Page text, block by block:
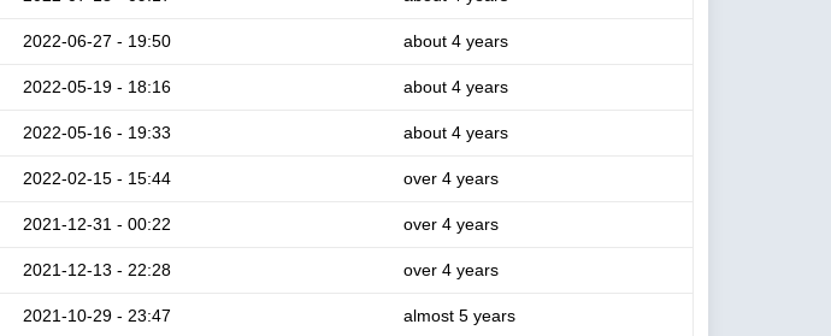
2022-06-27 - 19:50 about 4 years
2022-05-19 - 18:16 about 4 years
2022-05-16 - 19:33 about 4 years
2022-02-15 - 15:44 over 4 years
2021-12-31 - 00:22 over 4 years
2021-12-13 - 22:28 over 4 years
2021-10-29 - 23:47 almost 5 years